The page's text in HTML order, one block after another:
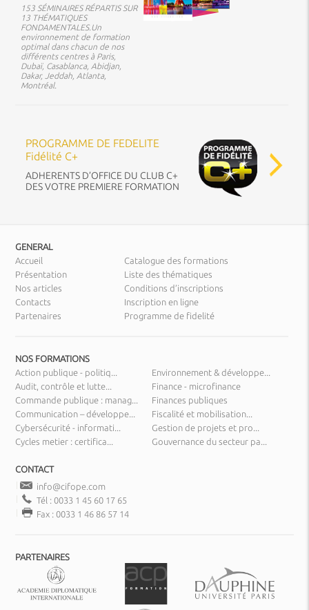
153 SÉMINAIRES RÉPARTIS SUR
13 THÉMATIQUES
FONDAMENTALES.Un
environnement de formation
optimal dans chacun de nos
différents centres à Paris,
Dubaï, Casablanca, Abidjan,
Dakar, Jeddah, Atlanta,
Montréal.
PROGRAMME DE FEDELITE
Fidélité C+
ADHERENTS D’OFFICE DU CLUB C+
DES VOTRE PREMIERE FORMATION
GENERAL
Accueil
Présentation
Nos articles
Contacts
Partenaires
Catalogue des formations
Liste des thématiques
Conditions d’inscriptions
Inscription en ligne
Programme de fidelité
NOS FORMATIONS
Action publique - politiq...
Audit, contrôle et lutte...
Commande publique : manag...
Communication – développe...
Cybersécurité - informati...
Cycles metier : certifica...
Environnement & développe...
Finance - microfinance
Finances publiques
Fiscalité et mobilisation...
Gestion de projets et pro...
Gouvernance du secteur pa...
CONTACT
info@cifope.com
Tél : 0033 1 45 60 17 65
Fax : 0033 1 46 86 57 14
PARTENAIRES